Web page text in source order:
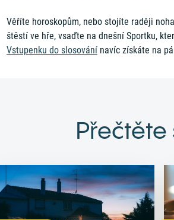
Věříte horoskopům, nebo stojíte raději
štěstí ve hře, vsaďte na dnešní Sportku,
Vstupenku do slosování navíc získáte na
Přečtěte